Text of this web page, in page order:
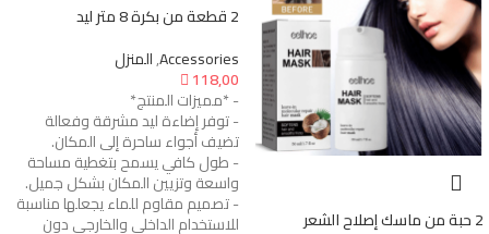
2 حبة من ماسك إصلاح الشعر
2 قطعة من بكرة 8 متر ليد
Accessories
,المنزل
118,00
- *مميزات المنتج*
- توفر إضاءة ليد مشرقة وفعالة
تضيف أجواء ساحرة إلى المكان.
- طول كافي يسمح بتغطية مساحة
واسعة وتزيين المكان بشكل جميل.
- تصميم مقاوم للماء يجعلها مناسبة
للاستخدام الداخلي والخارجي دون